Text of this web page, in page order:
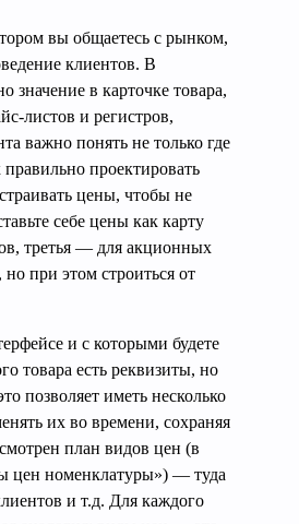
вы общаетесь с рынком,
клиентов. В
значение в карточке товара,
листов и регистров,
важно понять не только где
проектировать
цены, чтобы не
себе цены как карту
третья — для акционных
при этом строиться от
и с которыми будете
товара есть реквизиты, но
позволяет иметь несколько
их во времени, сохраняя
план видов цен (в
цен номенклатуры») — туда
и т.д. Для каждого